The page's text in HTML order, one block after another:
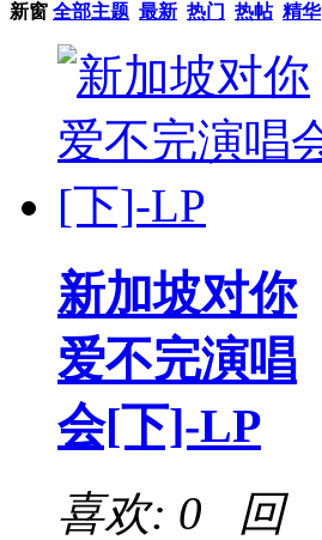
新窗 全部主题 最新 热门 热帖 精华
新加坡对你
爱不完演唱
会[下]-LP
喜欢: 0 回